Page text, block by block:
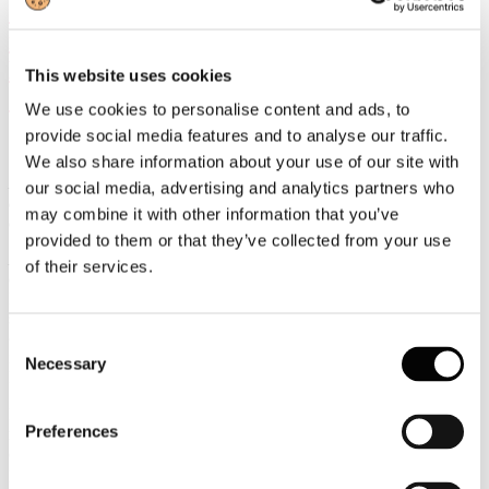
This website uses cookies
We use cookies to personalise content and ads, to
provide social media features and to analyse our traffic.
We also share information about your use of our site with
our social media, advertising and analytics partners who
may combine it with other information that you’ve
provided to them or that they’ve collected from your use
of their services.
Selection
Necessary
Preferences
Giornata Internazionale delle Foreste
Nazionale del Parlamento Europeo
Giovani.
La superficie della foresta europea è in costante crescita: dal 1950
ad oggi è aumentata del 30% una dimensione pari a 1500 campi da
calcio al giorno
Lucca, 21 marzo 2025
delle Foreste nel contesto della 56° edizione della Conferenza
italiani ed europei presenti all’iniziativa” afferma Massimo Medugno
DG Assocarta.
La conferenza fa quest’anno tappa, a Lucca, la cui provincia
rappresenta il primo distretto cartario europeo. Per una Europa più
coesa, con il coinvolgimento di ragazzi provenienti da tutta l’Unione